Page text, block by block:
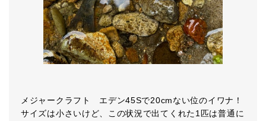
メジャークラフト エデン45Sで20cmない位のイワナ！
サイズは小さいけど、この状況で出てくれた1匹は普通に